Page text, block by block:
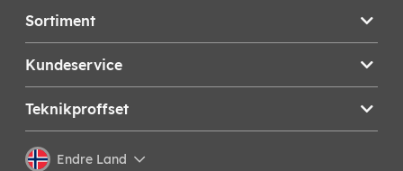
Sortiment
Kundeservice
Teknikproffset
Endre Land